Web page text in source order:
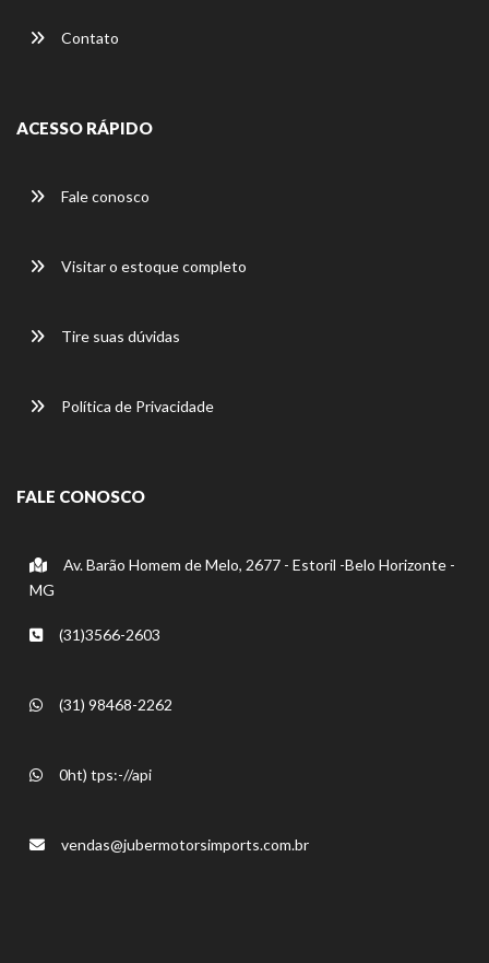
Contato
ACESSO RÁPIDO
Fale conosco
Visitar o estoque completo
Tire suas dúvidas
Política de Privacidade
FALE CONOSCO
Av. Barão Homem de Melo, 2677 - Estoril -Belo Horizonte -
MG
(31)3566-2603
(31) 98468-2262
0ht) tps:-//api
vendas@jubermotorsimports.com.br